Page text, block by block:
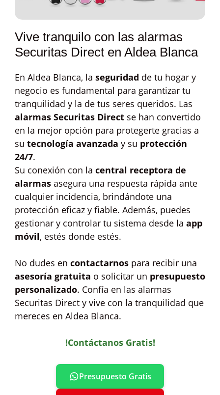
Vive tranquilo con las alarmas
Securitas Direct en Aldea Blanca
En Aldea Blanca, la seguridad de tu hogar y
negocio es fundamental para garantizar tu
tranquilidad y la de tus seres queridos. Las
alarmas Securitas Direct se han convertido
en la mejor opción para protegerte gracias a
su tecnología avanzada y su protección
24/7.
Su conexión con la central receptora de
alarmas asegura una respuesta rápida ante
cualquier incidencia, brindándote una
protección eficaz y fiable. Además, puedes
gestionar y controlar tu sistema desde la app
móvil, estés donde estés.
No dudes en contactarnos para recibir una
asesoría gratuita o solicitar un presupuesto
personalizado. Confía en las alarmas
Securitas Direct y vive con la tranquilidad que
mereces en Aldea Blanca.
!Contáctanos Gratis!
Presupuesto Gratis